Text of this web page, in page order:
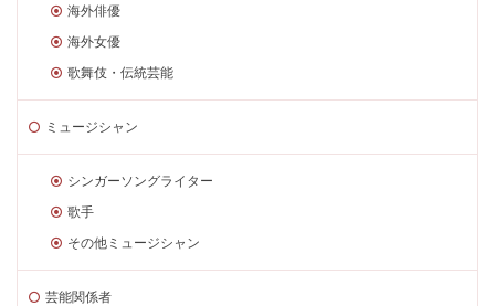
海外俳優
海外女優
歌舞伎・伝統芸能
ミュージシャン
シンガーソングライター
歌手
その他ミュージシャン
芸能関係者